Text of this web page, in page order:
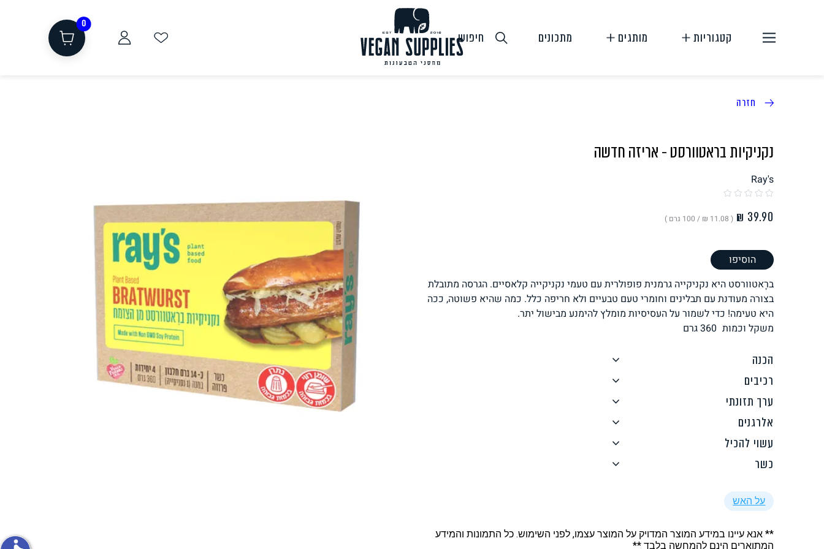
קטגוריות מותגים מתכונים חיפוש
0
תחליפי בשר
לחם, עוגות, מאפים גלידות טבעוניות פסטה, אטריות וקטניות תבשילים ומרקים מזווה פירות וירקות
ממרחים ורטבים גיפט קארד עשיר בחלבון על האש
חזרה
נקניקיות בראטוורסט - אריזה חדשה
Ray's
( ‏11.08 ₪ / 100 גרם )
הוסיפו
ברָאטווּרסט היא נקניקייה גרמנית פופולרית עם טעמי נקניקייה קלאסיים. הגרסה מתובלת
בצורה מעודנת עם תבלינים וחומרי טעם טבעיים ולא חריפה כלל. כמה שהיא פשוטה, ככה
היא טעימה! כדי לשמור על העסיסיות מומלץ להימנע מבישול יתר.
משקל וכמות
גרם
הכנה
רכיבים
ערך תזונתי
אלרגנים
עשוי להכיל
כשר
על האש
** אנא עיינו במידע המוצר המדויק על המוצר עצמו, לפני השימוש. כל התמונות והמידע
המתוארים הינם להמחשה בלבד **